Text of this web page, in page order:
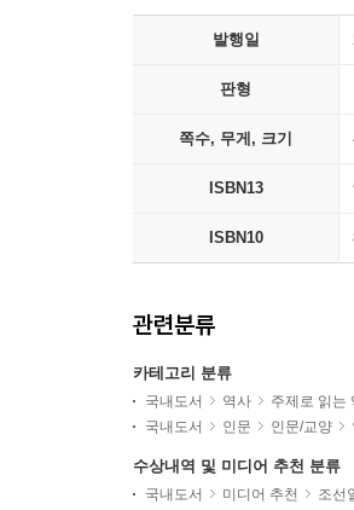
발행일
판형
쪽수, 무게, 크기
ISBN13
ISBN10
관련분류
카테고리 분류
국내도서 역사 주제로 읽는
국내도서
인문 인문/교양
수상내역 및 미디어 추천 분류
국내도서 미디어 추천 조선